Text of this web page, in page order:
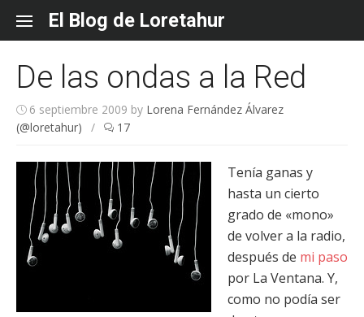
content
El Blog de Loretahur
De las ondas a la Red
6 septiembre 2009 by Lorena Fernández Álvarez
(@loretahur)
/ 17
Tenía ganas y
hasta un cierto
grado de «mono»
de volver a la radio,
después de mi paso
por La Ventana. Y,
como no podía ser